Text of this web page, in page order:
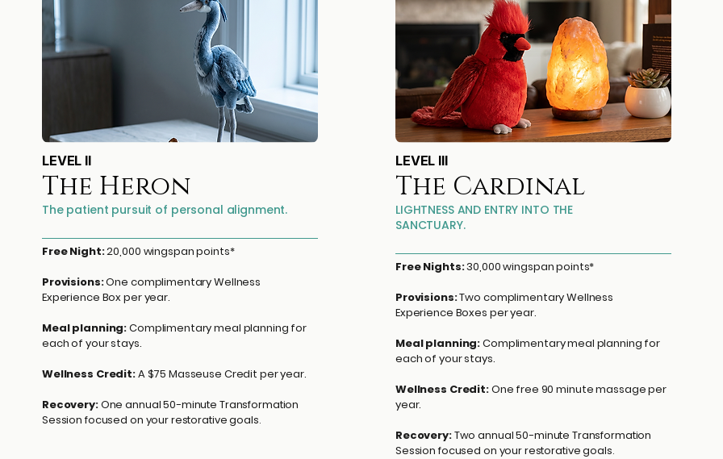
LEVEL II
The Heron
The patient pursuit of personal alignment.
Free Night:20,000 wingspan points*
Provisions:One complimentary Wellness
Experience Box per year.
Meal planning:Complimentary meal planning for
each of your stays.
Wellness Credit:A $75 Masseuse Credit per year.
Recovery:One annual 50-minute Transformation
Session focused on your restorative goals.
LEVEL III
The Cardinal
LIGHTNESS AND ENTRY INTO THE
SANCTUARY.
Free Nights:30,000 wingspan points*
Provisions:Two complimentary Wellness
Experience Boxes per year.
Meal planning:Complimentary meal planning for
each of your stays.
Wellness Credit:One free 90 minute massage per
year.
Recovery:Two annual 50-minute Transformation
Session focused on your restorative goals.